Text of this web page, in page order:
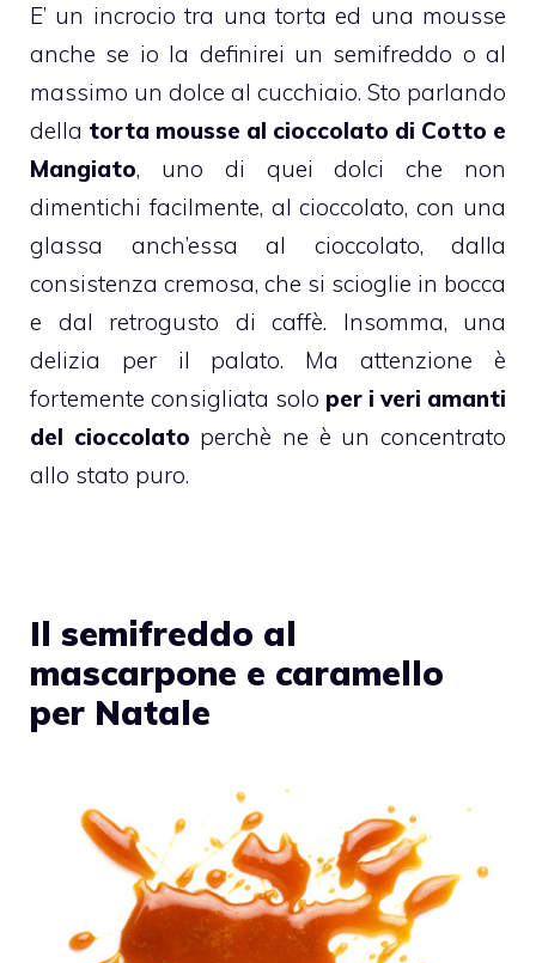
E’ un incrocio tra una torta ed una mousse
anche se io la definirei un semifreddo o al
massimo un dolce al cucchiaio. Sto parlando
della torta mousse al cioccolato di Cotto e
Mangiato, uno di quei dolci che non
dimentichi facilmente, al cioccolato, con una
glassa anch’essa al cioccolato, dalla
consistenza cremosa, che si scioglie in bocca
e dal retrogusto di caffè. Insomma, una
delizia per il palato. Ma attenzione è
fortemente consigliata solo per i veri amanti
del cioccolato perchè ne è un concentrato
allo stato puro.
Il semifreddo al
mascarpone e caramello
per Natale